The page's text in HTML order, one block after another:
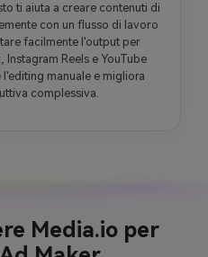
ti aiuta a creare contenuti di
con un flusso di lavoro
facilmente l'output per
Reels e YouTube
manuale e migliora
complessiva.
Media.io per